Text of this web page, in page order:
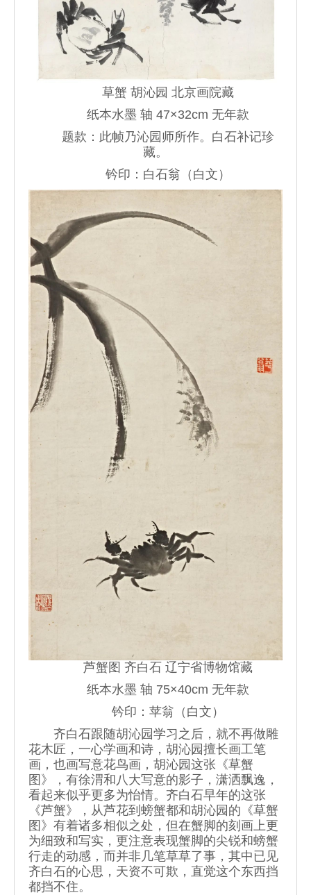
草蟹 胡沁园 北京画院藏
纸本水墨 轴 47×32cm 无年款
题款：此帧乃沁园师所作。白石补记珍
藏。
钤印：白石翁（白文）
芦蟹图 齐白石 辽宁省博物馆藏
纸本水墨 轴 75×40cm 无年款
钤印：苹翁（白文）
齐白石跟随胡沁园学习之后，就不再做雕
花木匠，一心学画和诗，胡沁园擅长画工笔
画，也画写意花鸟画，胡沁园这张《草蟹
图》，有徐渭和八大写意的影子，潇洒飘逸，
看起来似乎更多为怡情。齐白石早年的这张
《芦蟹》，从芦花到螃蟹都和胡沁园的《草蟹
图》有着诸多相似之处，但在蟹脚的刻画上更
为细致和写实，更注意表现蟹脚的尖锐和螃蟹
行走的动感，而并非几笔草草了事，其中已见
齐白石的心思，天资不可欺，直觉这个东西挡
都挡不住。